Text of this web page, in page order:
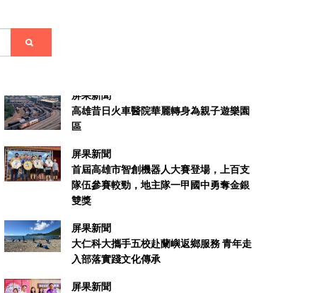
屏果新聞
高雄昔日火車醫院華麗轉身為親子遊樂園
區
屏果新聞
首屆高雄市智創機器人大賽登場，上百支
隊伍參賽較勁，地主隊一甲國中勇奪金銀
雙獎
屏果新聞
大仁科大攜手五校赴蘭嶼返鄉服務 青年走
入部落實踐文化傳承
屏果新聞